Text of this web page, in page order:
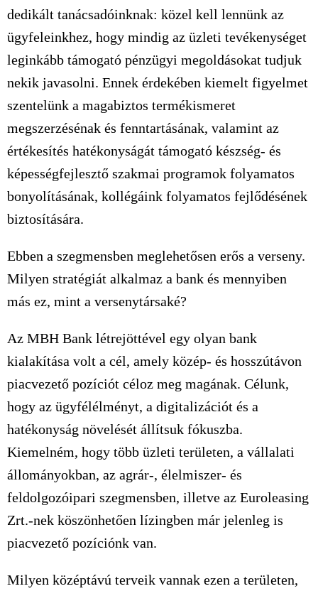
dedikált tanácsadóinknak: közel kell lennünk az
ügyfeleinkhez, hogy mindig az üzleti tevékenységet
leginkább támogató pénzügyi megoldásokat tudjuk
nekik javasolni. Ennek érdekében kiemelt figyelmet
szentelünk a magabiztos termékismeret
megszerzésénak és fenntartásának, valamint az
értékesítés hatékonyságát támogató készség- és
képességfejlesztő szakmai programok folyamatos
bonyolításának, kollégáink folyamatos fejlődésének
biztosítására.
Ebben a szegmensben meglehetősen erős a verseny.
Milyen stratégiát alkalmaz a bank és mennyiben
más ez, mint a versenytársaké?
Az MBH Bank létrejöttével egy olyan bank
kialakítása volt a cél, amely közép- és hosszútávon
piacvezető pozíciót céloz meg magának. Célunk,
hogy az ügyfélélményt, a digitalizációt és a
hatékonyság növelését állítsuk fókuszba.
Kiemelném, hogy több üzleti területen, a vállalati
állományokban, az agrár-, élelmiszer- és
feldolgozóipari szegmensben, illetve az Euroleasing
Zrt.-nek köszönhetően lízingben már jelenleg is
piacvezető pozíciónk van.
Milyen középtávú terveik vannak ezen a területen,